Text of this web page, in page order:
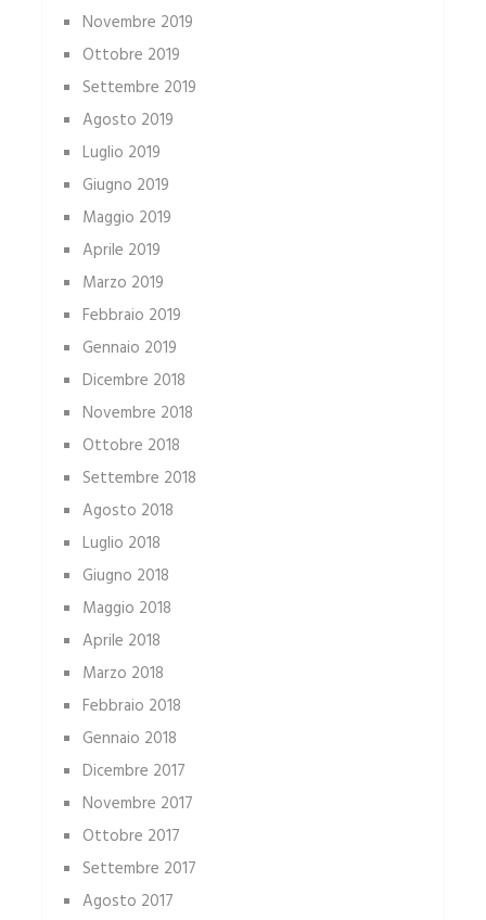
Novembre 2019
Ottobre 2019
Settembre 2019
Agosto 2019
Luglio 2019
Giugno 2019
Maggio 2019
Aprile 2019
Marzo 2019
Febbraio 2019
Gennaio 2019
Dicembre 2018
Novembre 2018
Ottobre 2018
Settembre 2018
Agosto 2018
Luglio 2018
Giugno 2018
Maggio 2018
Aprile 2018
Marzo 2018
Febbraio 2018
Gennaio 2018
Dicembre 2017
Novembre 2017
Ottobre 2017
Settembre 2017
Agosto 2017